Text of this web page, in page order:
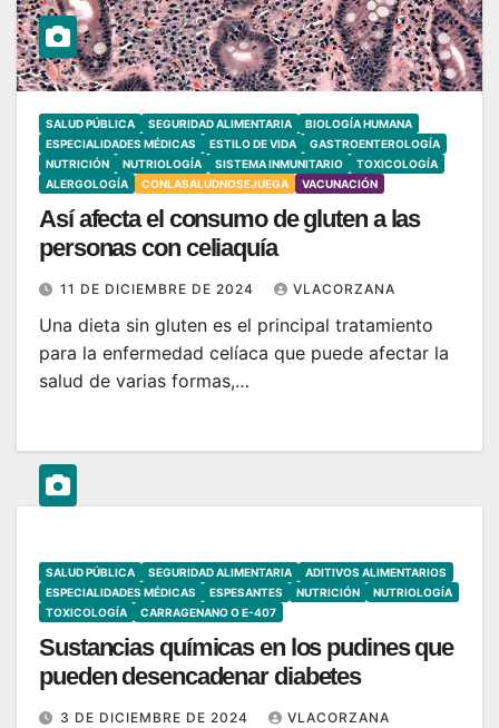
SALUD PÚBLICA SEGURIDAD ALIMENTARIA
BIOLOGÍA HUMANA
ESPECIALIDADES MÉDICAS
ESTILO DE VIDA
GASTROENTEROLOGÍA
NUTRICIÓN
NUTRIOLOGÍA SISTEMA INMUNITARIO
TOXICOLOGÍA
ALERGOLOGÍA
CONLASALUDNOSEJUEGA VACUNACIÓN
Así afecta el consumo de gluten a las
personas con celiaquía
11 DE DICIEMBRE DE 2024 VLACORZANA
Una dieta sin gluten es el principal tratamiento
para la enfermedad celíaca que puede afectar la
salud de varias formas,…
SALUD PÚBLICA SEGURIDAD ALIMENTARIA
ADITIVOS ALIMENTARIOS
ESPECIALIDADES MÉDICAS
ESPESANTES NUTRICIÓN
NUTRIOLOGÍA
TOXICOLOGÍA
CARRAGENANO O E-407
Sustancias químicas en los pudines ​​que
pueden desencadenar diabetes
3 DE DICIEMBRE DE 2024 VLACORZANA